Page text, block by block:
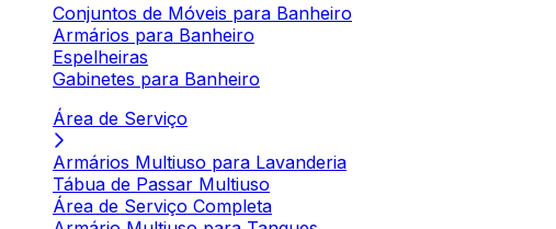
Conjuntos de Móveis para Banheiro
Armários para Banheiro
Espelheiras
Gabinetes para Banheiro
Área de Serviço
Armários Multiuso para Lavanderia
Tábua de Passar Multiuso
Área de Serviço Completa